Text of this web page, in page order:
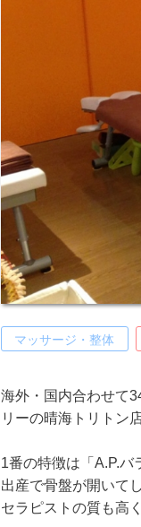
マッサージ・整体
海外・国内合わせて
リーの晴海トリトン
1番の特徴は「A.P.バ
出産で骨盤が開いて
セラピストの質も高